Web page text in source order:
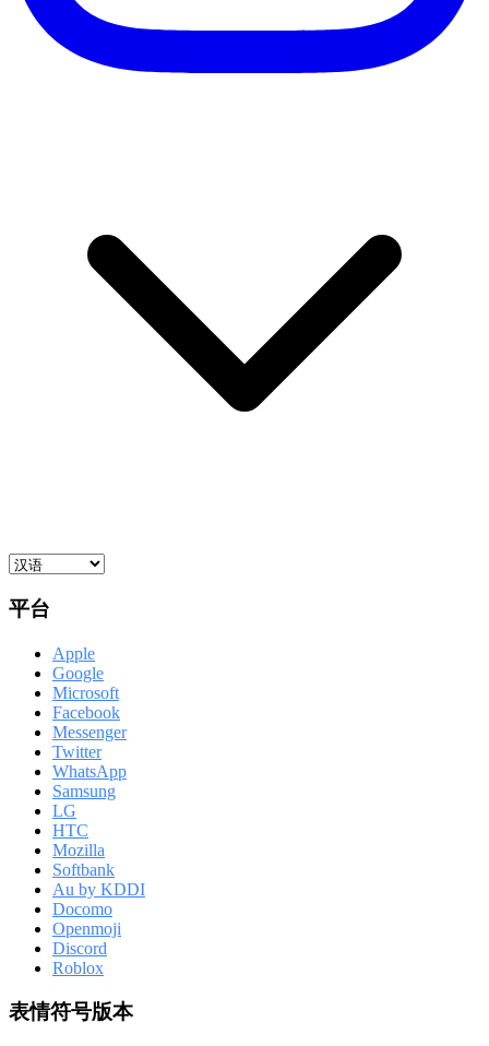
平台
Apple
Google
Microsoft
Facebook
Messenger
Twitter
WhatsApp
Samsung
LG
HTC
Mozilla
Softbank
Au by KDDI
Docomo
Openmoji
Discord
Roblox
表情符号版本